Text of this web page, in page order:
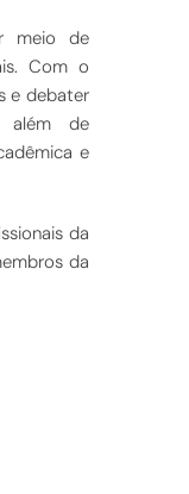
meio de
Com o
e debater
além de
e
da
da